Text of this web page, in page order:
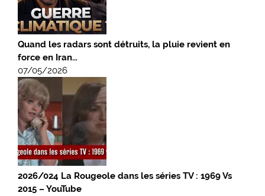
Quand les radars sont détruits, la pluie revient en
force en Iran…
07/05/2026
2026/024 La Rougeole dans les séries TV : 1969 Vs
2015 – YouTube